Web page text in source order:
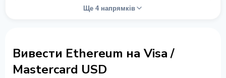
Ще 4 напрямків
Вивести Ethereum на Visa /
Mastercard USD